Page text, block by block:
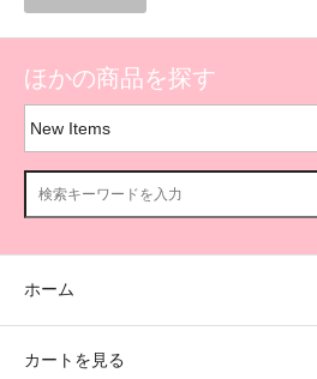
ほかの商品を探す
ホーム
カートを見る